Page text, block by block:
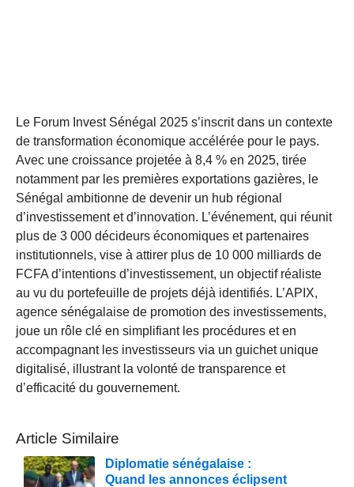
Le Forum Invest Sénégal 2025 s’inscrit dans un contexte
de transformation économique accélérée pour le pays.
Avec une croissance projetée à 8,4 % en 2025, tirée
notamment par les premières exportations gazières, le
Sénégal ambitionne de devenir un hub régional
d’investissement et d’innovation. L’événement, qui réunit
plus de 3 000 décideurs économiques et partenaires
institutionnels, vise à attirer plus de 10 000 milliards de
FCFA d’intentions d’investissement, un objectif réaliste
au vu du portefeuille de projets déjà identifiés. L’APIX,
agence sénégalaise de promotion des investissements,
joue un rôle clé en simplifiant les procédures et en
accompagnant les investisseurs via un guichet unique
digitalisé, illustrant la volonté de transparence et
d’efficacité du gouvernement.
Article Similaire
Diplomatie sénégalaise :
Quand les annonces éclipsent